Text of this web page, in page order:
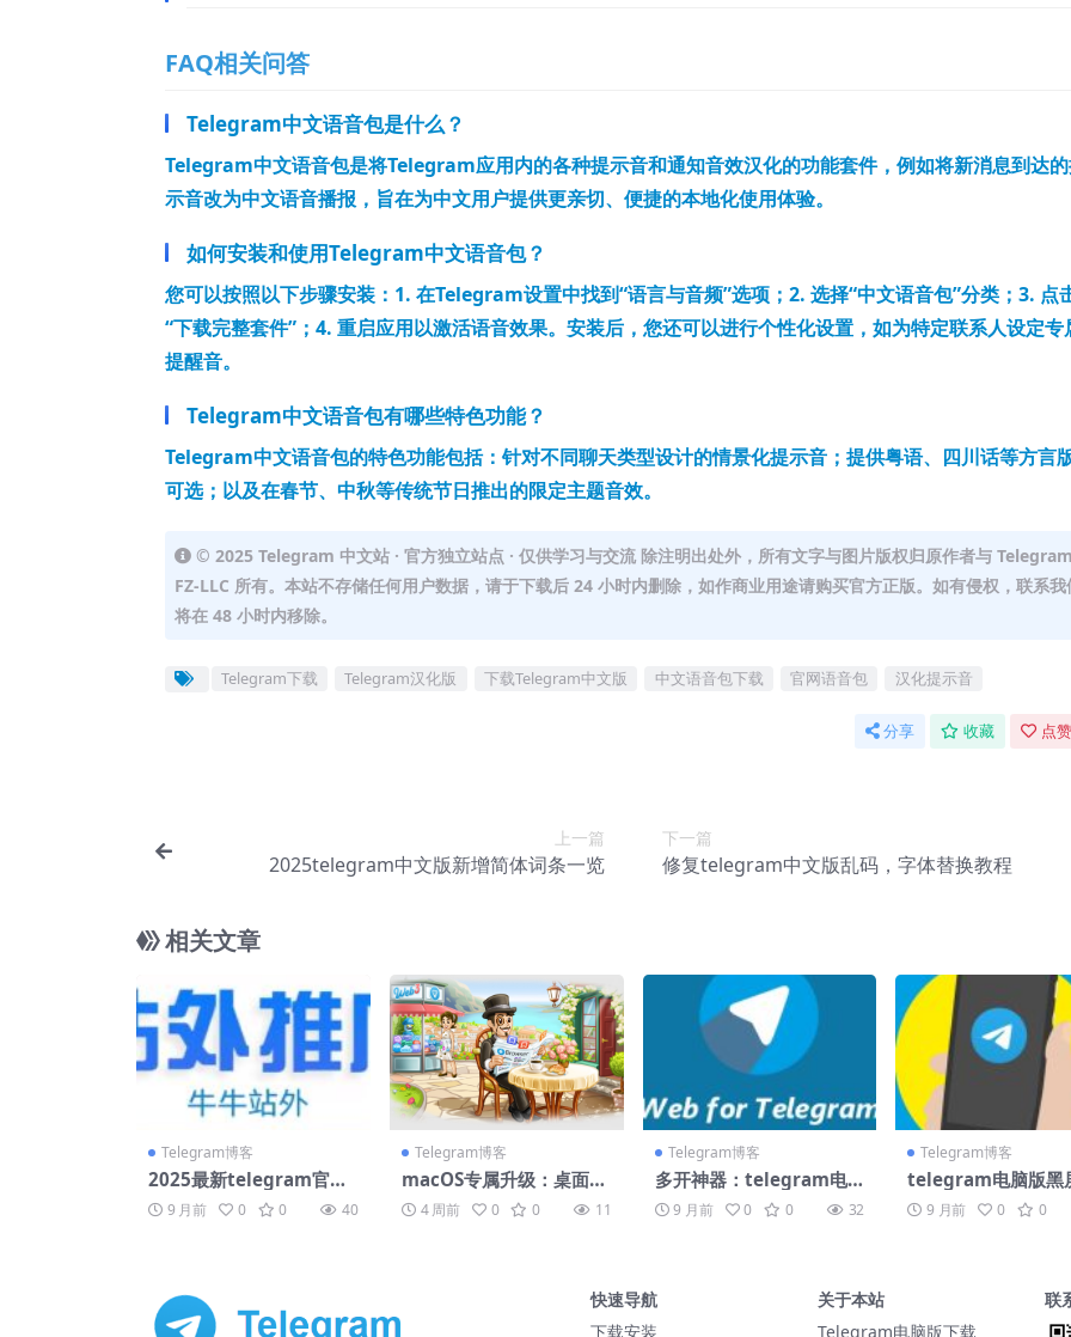
FAQ相关问答
Telegram中文语音包是什么？
Telegram中文语音包是将Telegram应用内的各种提示音和通知音效汉化的功能套件，例如将新消息到达
示音改为中文语音播报，旨在为中文用户提供更亲切、便捷的本地化使用体验。
如何安装和使用Telegram中文语音包？
您可以按照以下步骤安装：1. 在Telegram设置中找到“语言与音频”选项；2. 选择“中文语音包”分类；3. 点
“下载完整套件”；4. 重启应用以激活语音效果。安装后，您还可以进行个性化设置，如为特定联系人设定专
提醒音。
Telegram中文语音包有哪些特色功能？
Telegram中文语音包的特色功能包括：针对不同聊天类型设计的情景化提示音；提供粤语、四川话等方言
可选；以及在春节、中秋等传统节日推出的限定主题音效。
© 2025 Telegram 中文站 · 官方独立站点 · 仅供学习与交流 除注明出处外，所有文字与图片版权归原作者与
FZ-LLC 所有。本站不存储任何用户数据，请于下载后 24 小时内删除，如作商业用途请购买官方正版。如有侵权，联系我
将在 48 小时内移除。
Telegram下载 Telegram汉化版 下载Telegram中文版 中文语音包下载 官网语音包 汉化提示音
分享 收藏 点
上一篇
2025telegram中文版新增简体词条一览
下一篇
修复telegram中文版乱码，字体替换教程
相关文章
Telegram博客
2025最新telegram官网
直达通道，免翻墙安全登
录
9 月前 0 0 40
Telegram博客
macOS专属升级：桌面端
浏览器与标签页如何重塑T
elegram生产力
4 周前 0 0 11
Telegram博客
多开神器：telegram电
脑版三账号同时在线
9 月前 0 0 32
Telegram博客
telegram电脑版黑
显卡兼容模式开法
9 月前 0 0
快速导航
下载安装
关于本站
Telegram电脑版下载
联